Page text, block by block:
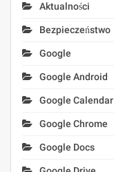
Aktualności
Bezpieczeństwo
Google
Google Android
Google Calendar
Google Chrome
Google Docs